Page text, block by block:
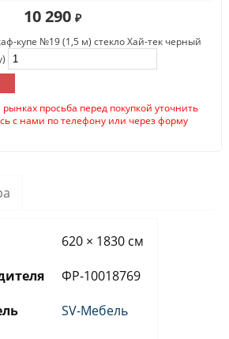
10 290 ₽
купе №19 (1,5 м) стекло Хай-тек черный
просьба перед покупкой уточнить
с нами по телефону или через форму
620 × 1830 см
ФР-10018769
SV-Мебель